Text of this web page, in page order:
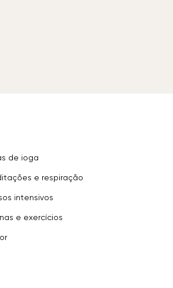
de ioga
e respiração
intensivos
e exercícios